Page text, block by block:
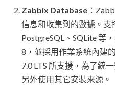
Zabbix Database ：
信息和收集到的數據。支
PostgreSQL、SQLite 等
8，並採用作業系統內建
7.0 LTS 所支援，為了統
另外使用其它安裝來源。